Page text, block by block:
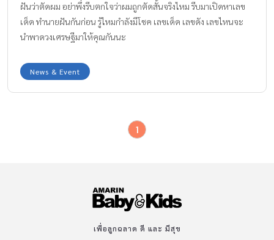
ฝันว่าตัดผม อย่าพึ่งรีบตกใจว่าผมถูกตัดสั้นจริงไหม รีบมาเปิดหาเลข
เด็ด ทำนายฝันกันก่อน รู้ไหมกำลังมีโชค เลขเด็ด เลขดัง เลขไหนจะ
นำพาดวงเศรษฐีมาให้คุณกันนะ
News & Event
1
เพื่อลูกฉลาด ดี และ มีสุข